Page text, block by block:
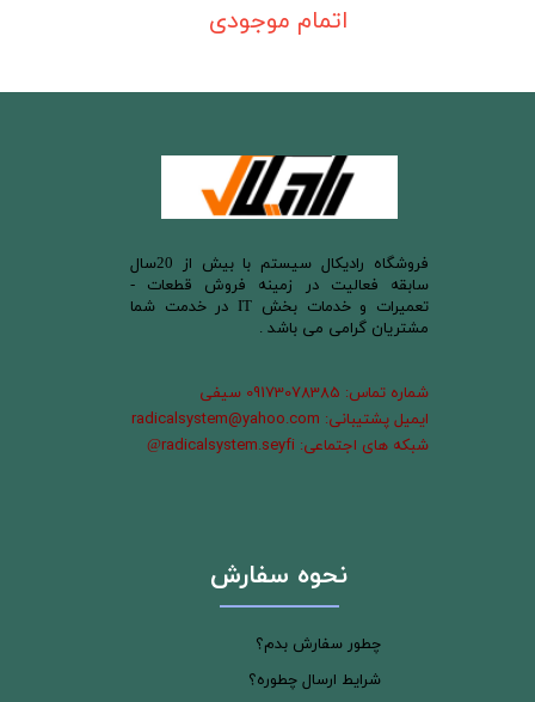
اتمام موجودی
​فروشگاه رادیکال سیستم با بیش از 20سال
سابقه فعالیت در زمینه فروش قطعات -
تعمیرات و خدمات بخش IT در خدمت شما
مشتریان گرامی می باشد .
شماره تماس: 09173078385 سیفی
ایمیل پشتیبانی: radicalsystem@yahoo.com
شبکه های اجتماعی: radicalsystem.seyfi
@
نحوه سفارش
چطور سفارش بدم؟
شرایط ارسال چطوره؟